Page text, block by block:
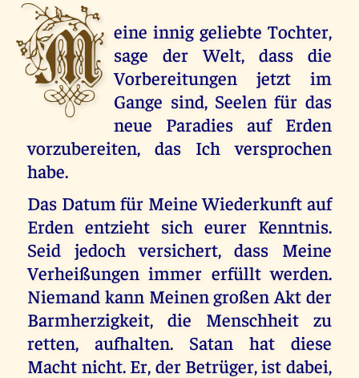
M eine innig geliebte Tochter,
sage der Welt, dass die
Vorbereitungen jetzt im
Gange sind, Seelen für das
neue Paradies auf Erden
vorzubereiten, das Ich versprochen
habe.
Das Datum für Meine Wiederkunft auf
Erden entzieht sich eurer Kenntnis.
Seid jedoch versichert, dass Meine
Verheißungen immer erfüllt werden.
Niemand kann Meinen großen Akt der
Barmherzigkeit, die Menschheit zu
retten, aufhalten. Satan hat diese
Macht nicht. Er, der Betrüger, ist dabei,